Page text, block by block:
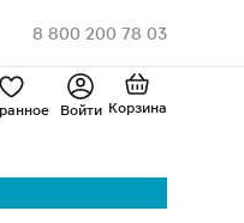
8 800 200 78 03
Войти Корзина